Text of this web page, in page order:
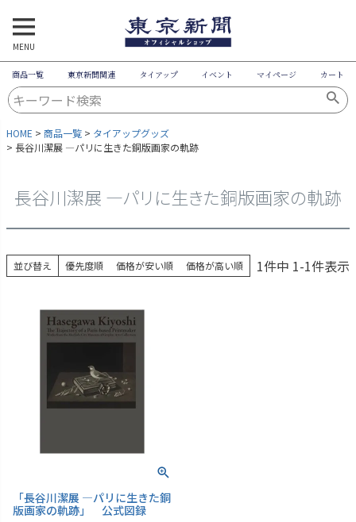
MENU
商品一覧 東京新聞関連 タイアップ イベント マイページ カート
HOME 商品一覧
タイアップグッズ
長谷川潔展 ―パリに生きた銅版画家の軌跡
長谷川潔展 ―パリに生きた銅版画家の軌跡
並び替え 優先度順 価格が安い順 価格が高い順 1件中 1-1件表示
「長谷川潔展 ―パリに生きた銅
版画家の軌跡」 公式図録